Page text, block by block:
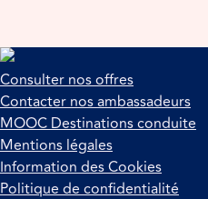
Consulter nos offres
Contacter nos ambassadeurs
MOOC Destinations conduite
Mentions légales
Information des Cookies
Politique de confidentialité